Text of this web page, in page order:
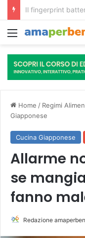
Menu
Home / Regimi
Giapponese
Cucina Giapponese
Allarme
se
fanno
Redazione